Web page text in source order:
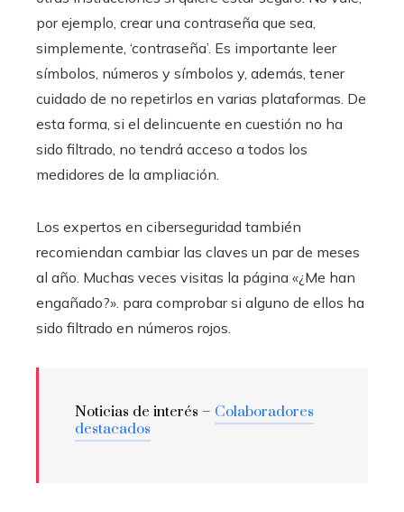
por ejemplo, crear una contraseña que sea,
simplemente, ‘contraseña’. Es importante leer
símbolos, números y símbolos y, además, tener
cuidado de no repetirlos en varias plataformas. De
esta forma, si el delincuente en cuestión no ha
sido filtrado, no tendrá acceso a todos los
medidores de la ampliación.
Los expertos en ciberseguridad también
recomiendan cambiar las claves un par de meses
al año. Muchas veces visitas la página «¿Me han
engañado?». para comprobar si alguno de ellos ha
sido filtrado en números rojos.
Noticias de interés – Colaboradores
destacados